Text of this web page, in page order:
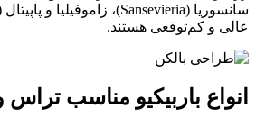
عالی و کم‌توقعی هستند.
انواع باربیکیو مناسب تراس